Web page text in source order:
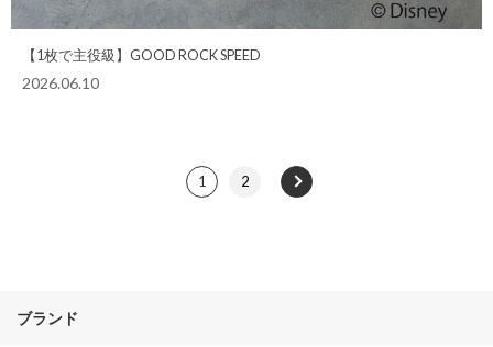
【1枚で主役級】GOOD ROCK SPEED
2026.06.10
1 2
ブランド